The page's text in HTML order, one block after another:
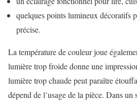
quelques points lumineux décoratifs
précise.
La température de couleur joue
lumière trop froide donne une
lumière trop chaude peut paraître
dépend de l’usage de la pièce. Dans